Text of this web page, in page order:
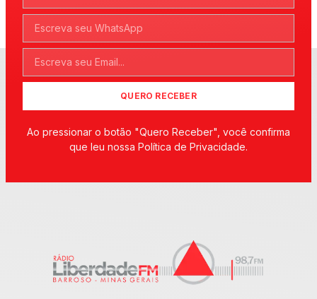
QUERO RECEBER
Ao pressionar o botão "Quero Receber", você confirma
que leu nossa Política de Privacidade.